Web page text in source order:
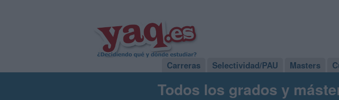
Carreras Selectividad/PAU Masters
Todos los grados y